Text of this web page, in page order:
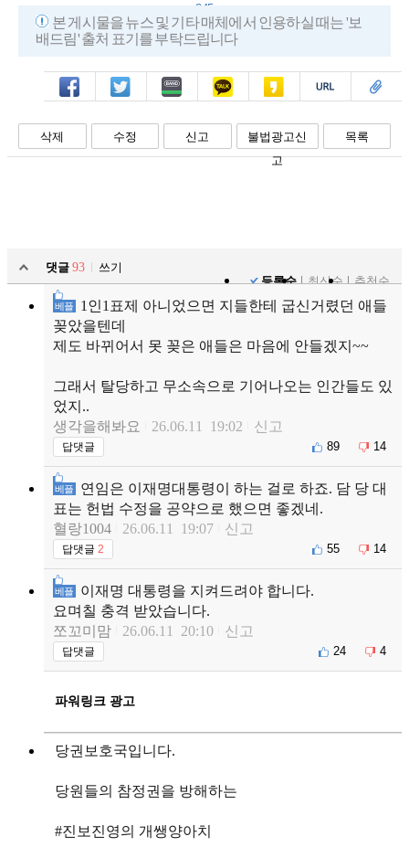
245
본 게시물을 뉴스 및 기타 매체에서 인용하실 때는 '보
배드림' 출처 표기를 부탁드립니다
페북 트윗 밴드 카톡 카스 복사 스크랩
삭제 수정 신고
불법광고신
고
목록
댓글 93
쓰기
등록순
최신순 추천순
베플
1인1표제 아니었으면 지들한테 굽신거렸던 애들
꽂았을텐데
제도 바뀌어서 못 꽂은 애들은 마음에 안들겠지~~
그래서 탈당하고 무소속으로 기어나오는 인간들도 있
었지..
생각을해봐요
26.06.11 19:02 신고
답댓글 89 14
베플
연임은 이재명대통령이 하는 걸로 하죠. 담 당 대
표는 헌법 수정을 공약으로 했으면 좋겠네.
혈랑1004
26.06.11 19:07 신고
답댓글 2 55 14
베플
이재명 대통령을 지켜드려야 합니다.
요며칠 충격 받았습니다.
쪼꼬미맘
26.06.11 20:10 신고
답댓글 24 4
파워링크 광고
당권보호국입니다.
당원들의 참정권을 방해하는
#진보진영의 개쌩양아치